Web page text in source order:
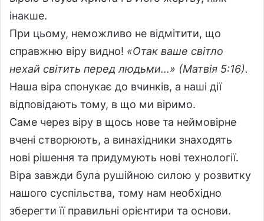
інакше.
При цьому, неможливо не відмітити, що
справжню віру видно! «Отак ваше світло
нехай світить перед людьми…» (Матвія 5:16).
Наша віра спонукає до вчинків, а наші дії
відповідають тому, в що ми віримо.
Саме через віру в щось нове та неймовірне
вчені створюють, а винахідники знаходять
нові рішення та придумують нові технології.
Віра завжди була рушійною силою у розвитку
нашого суспільства, тому нам необхідно
зберегти її правильні орієнтири та основи.